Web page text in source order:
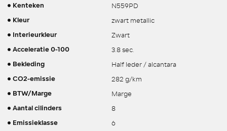
Kenteken N559PD
Kleur zwart metallic
Interieurkleur Zwart
Acceleratie 0-100 3.8 sec.
Bekleding Half leder / alcantara
CO2-emissie 282 g/km
BTW/Marge Marge
Aantal cilinders 8
Emissieklasse 6